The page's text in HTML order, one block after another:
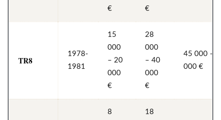
€
€
TR8
1978-
1981
15
000
– 20
000
€
28
000
– 40
000
€
45 000 –
000 €
8
18